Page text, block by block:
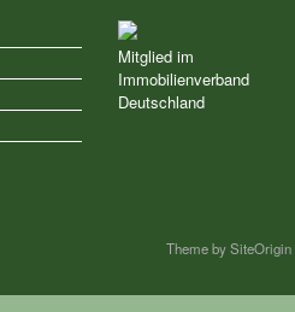
Mitglied im
Immobilienverband
Deutschland
Theme bySiteOrigin